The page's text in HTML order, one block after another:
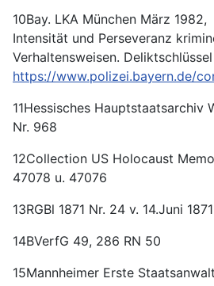
10Bay. LKA München März 1982,
Intensität und Perseveranz
Verhaltensweisen. Deliktschlüssel
https://www.polizei.bayern.de/
11Hessisches Hauptstaatsarchiv
Nr. 968
12Collection US Holocaust
47078 u. 47076
13RGBl 1871 Nr. 24 v. 14.Juni
14BVerfG 49, 286 RN 50
15Mannheimer Erste